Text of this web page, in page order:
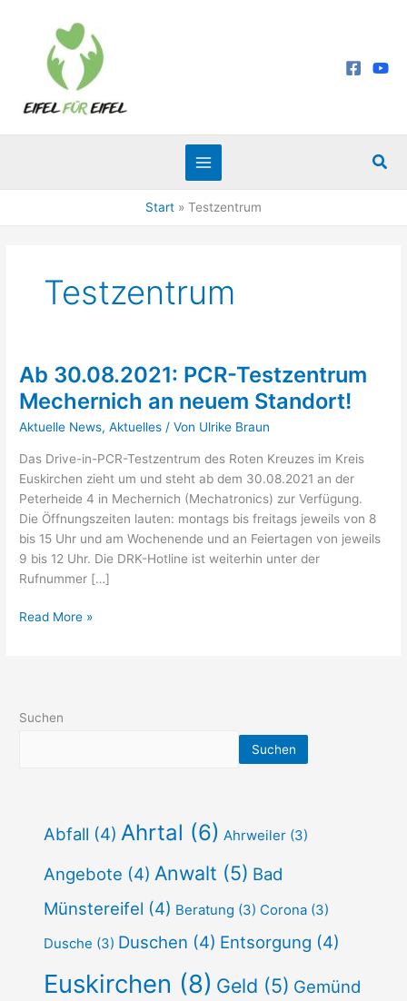
Start Testzentrum
Testzentrum
Ab 30.08.2021: PCR-Testzentrum
Mechernich an neuem Standort!
Aktuelle News,Aktuelles / Von Ulrike Braun
Das Drive-in-PCR-Testzentrum des Roten Kreuzes im Kreis
Euskirchen zieht um und steht ab dem 30.08.2021 an der
Peterheide 4 in Mechernich (Mechatronics) zur Verfügung.
Die Öffnungszeiten lauten: montags bis freitags jeweils von 8
bis 15 Uhr und am Wochenende und an Feiertagen von jeweils
9 bis 12 Uhr. Die DRK-Hotline ist weiterhin unter der
Rufnummer […]
Ab
30.08.2021:
PCR-
Testzentrum
Mechernich
an
neuem
Standort!
Read More »
Suchen
Suchen
Abfall (4) Ahrtal (6) Ahrweiler (3)
Angebote (4) Anwalt (5) Bad
Münstereifel (4) Beratung (3) Corona (3)
Dusche (3) Duschen (4) Entsorgung (4)
Euskirchen (8) Geld (5) Gemünd